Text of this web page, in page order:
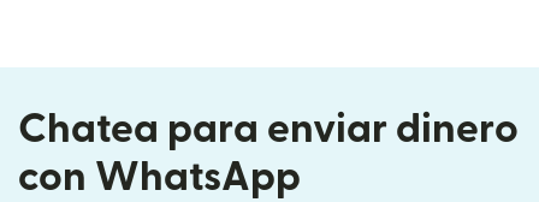
Chatea para enviar dinero
con WhatsApp